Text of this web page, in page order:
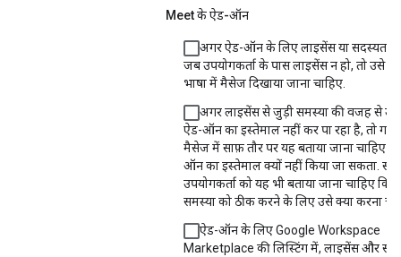
Meet के ऐड-ऑन
अगर ऐड-ऑन के लिए लाइसेंस या सदस्यता
जब उपयोगकर्ता के पास लाइसेंस न हो, तो उसे
भाषा में मैसेज दिखाया जाना चाहिए.
अगर लाइसेंस से जुड़ी समस्या की वजह से
ऐड-ऑन का इस्तेमाल नहीं कर पा रहा है, तो
मैसेज में साफ़ तौर पर यह बताया जाना चाहिए
ऑन का इस्तेमाल क्यों नहीं किया जा सकता.
उपयोगकर्ता को यह भी बताया जाना चाहिए कि
समस्या को ठीक करने के लिए उसे क्या करना
ऐड-ऑन के लिए Google Workspace
Marketplace की लिस्टिंग में, लाइसेंस और